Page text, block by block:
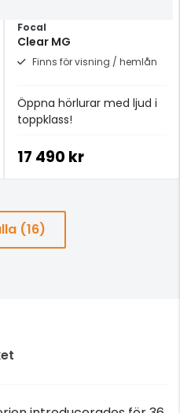
Focal
Clear MG
Finns för visning / hemlån
Öppna hörlurar med ljud i
toppklass!
17 490 kr
(16)